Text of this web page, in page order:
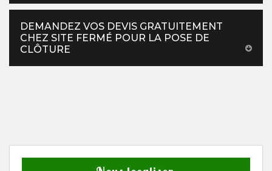
DEMANDEZ VOS DEVIS GRATUITEMENT
CHEZ SITE FERMÉ POUR LA POSE DE
CLÔTURE